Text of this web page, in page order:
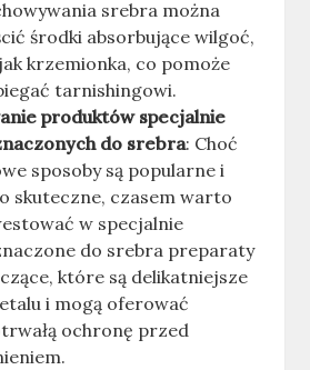
srebra można
środki absorbujące wilgoć,
krzemionka, co pomoże
tarnishingowi.
produktów specjalnie
do srebra: Choć
sposoby są popularne i
skuteczne, czasem warto
w specjalnie
do srebra preparaty
które są delikatniejsze
i mogą oferować
ochronę przed